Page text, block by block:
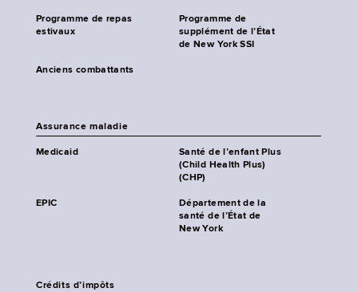
Programme de repas
estivaux
Programme de
supplément de l’État
de New York SSI
Anciens combattants
Assurance maladie
Medicaid
Santé de l’enfant Plus
(Child Health Plus)
(CHP)
EPIC
Département de la
santé de l’État de
New York
Crédits d’impôts